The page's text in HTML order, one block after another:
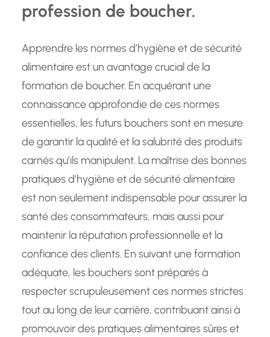
profession de boucher.
Apprendre les normes d’hygiène et de sécurité
alimentaire est un avantage crucial de la
formation de boucher. En acquérant une
connaissance approfondie de ces normes
essentielles, les futurs bouchers sont en mesure
de garantir la qualité et la salubrité des produits
carnés qu’ils manipulent. La maîtrise des bonnes
pratiques d’hygiène et de sécurité alimentaire
est non seulement indispensable pour assurer la
santé des consommateurs, mais aussi pour
maintenir la réputation professionnelle et la
confiance des clients. En suivant une formation
adéquate, les bouchers sont préparés à
respecter scrupuleusement ces normes strictes
tout au long de leur carrière, contribuant ainsi à
promouvoir des pratiques alimentaires sûres et